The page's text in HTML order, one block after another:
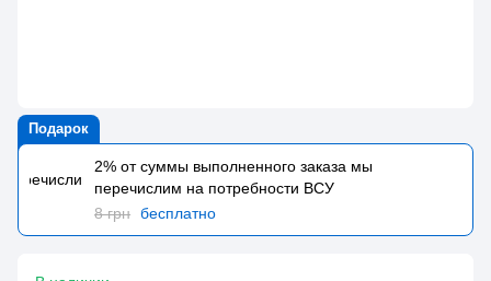
Подарок
2% от суммы выполненного заказа мы
перечислим на потребности BCУ
8 грн бесплатно